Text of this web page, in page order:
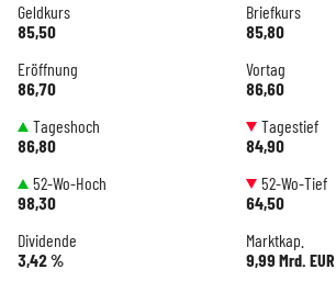
Geldkurs
85,50
Briefkurs
85,80
Eröffnung
86,70
Vortag
86,60
Tageshoch
86,80
Tagestief
84,90
52-Wo-Hoch
98,30
52-Wo-Tief
64,50
Dividende
3,42 %
Marktkap.
9,99 Mrd. EUR